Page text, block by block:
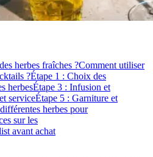
herbes fraîches ?Comment utiliser
?Étape 1 : Choix des
herbesÉtape 3 : Infusion et
serviceÉtape 5 : Garniture et
herbes pour
sur les
avant achat